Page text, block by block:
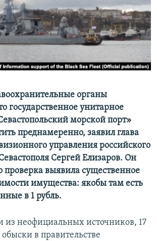
СУДЯТ?
КРЫМА
органы
государственное унитарное
морской порт»
преднамеренно, заявил глава
управления российского
Сергей Елизаров. Он
проверка выявила существенное
имущества: якобы там есть
в 1 рубль.
неофициальных источников, 17
в правительстве